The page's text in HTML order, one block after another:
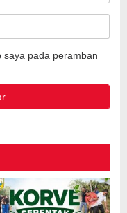
saya pada peramban